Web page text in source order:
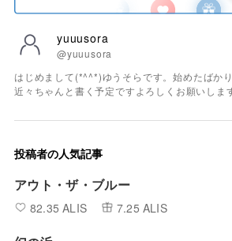
yuuusora
@yuuusora
はじめまして(*^^*)ゆうそらです。始めたばか
近々ちゃんと書く予定ですよろしくお願いしま
投稿者の人気記事
アウト・ザ・ブルー
82.35 ALIS 7.25 ALIS